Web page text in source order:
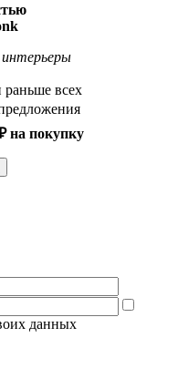
интерьеры
раньше всех
на покупку
данных